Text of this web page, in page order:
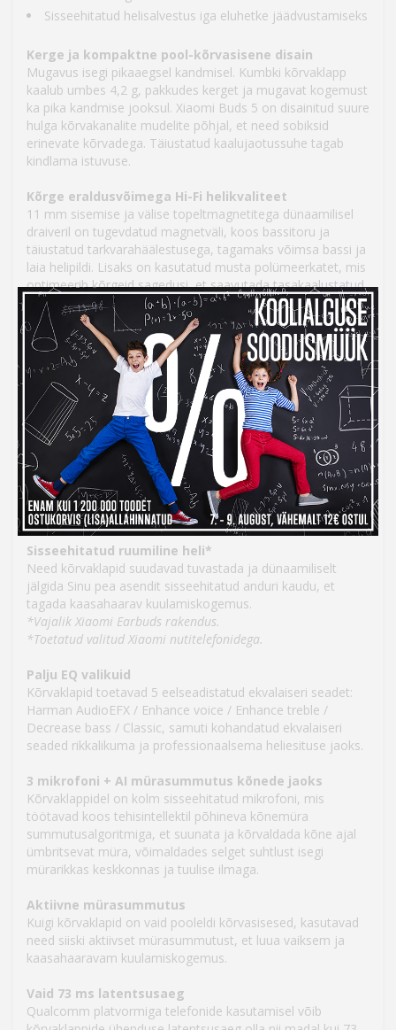
Sisseehitatud helisalvestus iga eluhetke jäädvustamiseks
Kerge ja kompaktne pool-kõrvasisene disain
Mugavus isegi pikaaegsel kandmisel. Kumbki kõrvaklapp
kaalub umbes 4,2 g, pakkudes kerget ja mugavat kogemust
ka pika kandmise jooksul. Xiaomi Buds 5 on disainitud suure
hulga kõrvakanalite mudelite põhjal, et need sobiksid
erinevate kõrvadega. Täiustatud kaalujaotussuhe tagab
kindlama istuvuse.
Kõrge eraldusvõimega Hi-Fi helikvaliteet
11 mm sisemise ja välise topeltmagnetitega dünaamilisel
draiveril on tugevdatud magnetväli, koos bassitoru ja
täiustatud tarkvarahäälestusega, tagamaks võimsa bassi ja
laia helipildi. Lisaks on kasutatud musta polümeerkatet, mis
optimeerib kõrgeid sagedusi, et saavutada tasakaalustatud
heli.
Qualcomm® aptX™ kadudeta heli*
Xiaomi Buds 5 toetab Qualcomm® aptX™ kadudeta
helikodeeringut 16-bitise/44,1 kHz HD-kadudeta heli ja
väiksema edastuskaoga. See tagab loomutruu heli, mis
jäädvustab ja taasesitab kõik nüansid ja detailid.
*Toetatud valitud Xiaomi nutitelefonidega.
Harman AudioEFX Expert häälestus
Harman AudioEFX ühendab helitarkvara ja häälestamise
Harmani ja Xiaomi ekspertide koostöös, et tagada
kvaliteetne heli ja meeldivam kuulmiskogemus.
Sisseehitatud ruumiline heli*
Need kõrvaklapid suudavad tuvastada ja dünaamiliselt
jälgida Sinu pea asendit sisseehitatud anduri kaudu, et
tagada kaasahaarav kuulamiskogemus.
*Vajalik Xiaomi Earbuds rakendus.
*Toetatud valitud Xiaomi nutitelefonidega.
Palju EQ valikuid
Kõrvaklapid toetavad 5 eelseadistatud ekvalaiseri seadet:
Harman AudioEFX / Enhance voice / Enhance treble /
Decrease bass / Classic, samuti kohandatud ekvalaiseri
seaded rikkalikuma ja professionaalsema heliesituse jaoks.
3 mikrofoni + AI mürasummutus kõnede jaoks
Kõrvaklappidel on kolm sisseehitatud mikrofoni, mis
töötavad koos tehisintellektil põhineva kõnemüra
summutusalgoritmiga, et suunata ja kõrvaldada kõne ajal
ümbritsevat müra, võimaldades selget suhtlust isegi
mürarikkas keskkonnas ja tuulise ilmaga.
Aktiivne mürasummutus
Kuigi kõrvaklapid on vaid pooleldi kõrvasisesed, kasutavad
need siiski aktiivset mürasummutust, et luua vaiksem ja
kaasahaaravam kuulamiskogemus.
Vaid 73 ms latentsusaeg
Qualcomm platvormiga telefonide kasutamisel võib